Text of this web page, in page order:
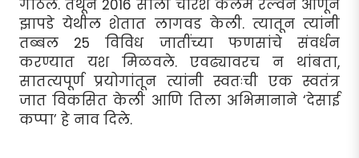
गाठले. तेथून 2016 साली चारशे कलमे रेल्वेने आणून
झापडे येथील शेतात लागवड केली. त्यातून त्यांनी
तब्बल 25 विविध जातींच्या फणसांचे संवर्धन
करण्यात यश मिळवले. एवढ्यावरच न थांबता,
सातत्यपूर्ण प्रयोगांतून त्यांनी स्वतःची एक स्वतंत्र
जात विकसित केली आणि तिला अभिमानाने ‘देसाई
कप्पा’ हे नाव दिले.